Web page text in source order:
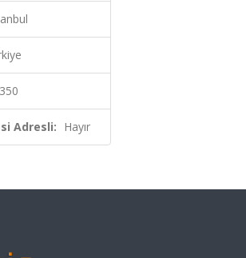
Adresli: Hayır